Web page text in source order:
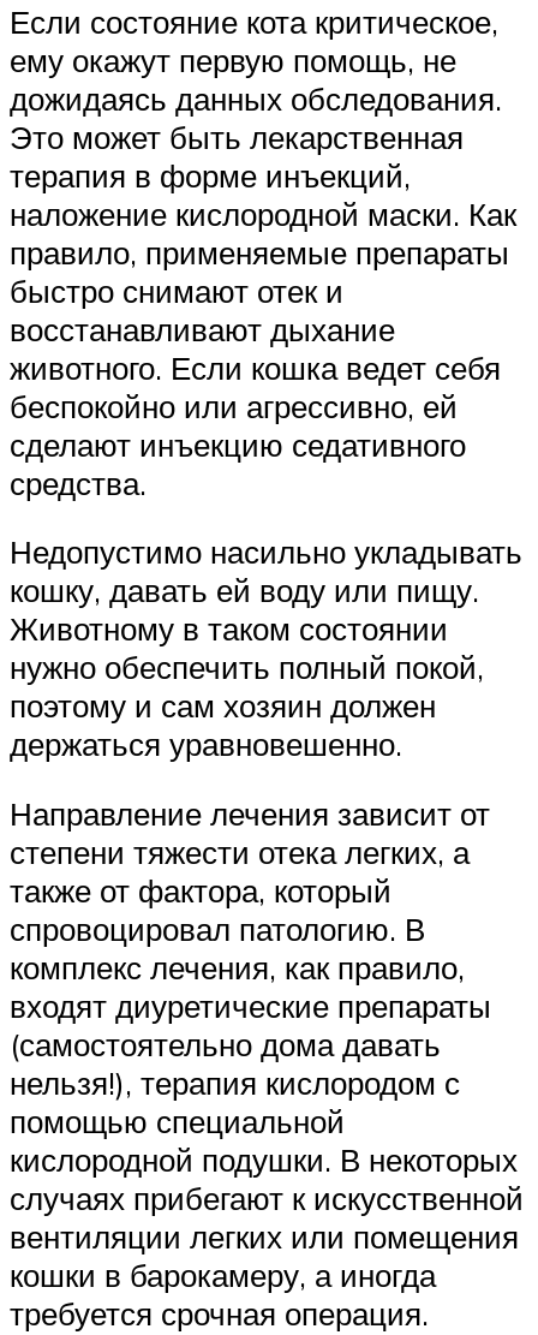
Если состояние кота критическое,
ему окажут первую помощь, не
дожидаясь данных обследования.
Это может быть лекарственная
терапия в форме инъекций,
наложение кислородной маски. Как
правило, применяемые препараты
быстро снимают отек и
восстанавливают дыхание
животного. Если кошка ведет себя
беспокойно или агрессивно, ей
сделают инъекцию седативного
средства.
Недопустимо насильно укладывать
кошку, давать ей воду или пищу.
Животному в таком состоянии
нужно обеспечить полный покой,
поэтому и сам хозяин должен
держаться уравновешенно.
Направление лечения зависит от
степени тяжести отека легких, а
также от фактора, который
спровоцировал патологию. В
комплекс лечения, как правило,
входят диуретические препараты
(самостоятельно дома давать
нельзя!), терапия кислородом с
помощью специальной
кислородной подушки. В некоторых
случаях прибегают к искусственной
вентиляции легких или помещения
кошки в барокамеру, а иногда
требуется срочная операция.